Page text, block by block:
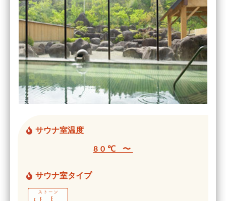
サウナ室温度
80℃ 〜
サウナ室タイプ